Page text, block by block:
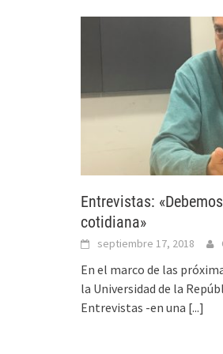
Entrevistas:
cotidiana»
septiembre 17, 2018
En el marco de las
la Universidad de la
Entrevistas -en una [...]